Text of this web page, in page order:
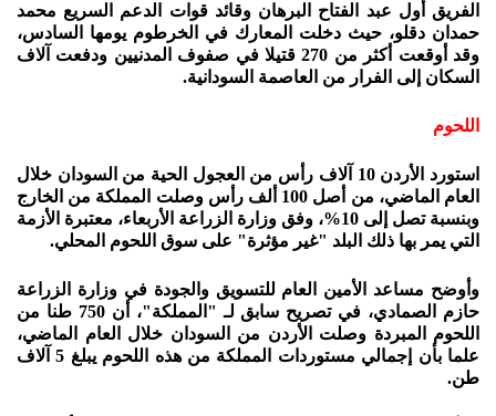
الفريق أول عبد الفتاح البرهان وقائد قوات الدعم السريع محمد
حمدان دقلو، حيث دخلت المعارك في الخرطوم يومها السادس،
وقد أوقعت أكثر من 270 قتيلا في صفوف المدنيين ودفعت آلاف
السكان إلى الفرار من العاصمة السودانية.
اللحوم
استورد الأردن 10 آلاف رأس من العجول الحية من السودان خلال
العام الماضي، من أصل 100 ألف رأس وصلت المملكة من الخارج
وبنسبة تصل إلى 10%، وفق وزارة الزراعة الأربعاء، معتبرة الأزمة
التي يمر بها ذلك البلد "غير مؤثرة" على سوق اللحوم المحلي.
وأوضح مساعد الأمين العام للتسويق والجودة في وزارة الزراعة
حازم الصمادي، في تصريح سابق لـ "المملكة"، أن 750 طنا من
اللحوم المبردة وصلت الأردن من السودان خلال العام الماضي،
علما بأن إجمالي مستوردات المملكة من هذه اللحوم يبلغ 5 آلاف
طن.